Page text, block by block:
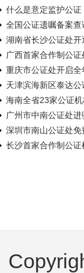
什么是意定监护公
证与遗嘱公证有什么
全国公证遗嘱备案查
湖南省长沙公证处开
日预约办证服务
广西首家合作制公
强公证处揭牌
重庆市公证处开启全
天津滨海新区泰达
式服务
海南全省23家公证
证处可办理涉外公证
广州市中南公证处
深圳市南山公证处免
遗嘱公证
长沙首家合作制公